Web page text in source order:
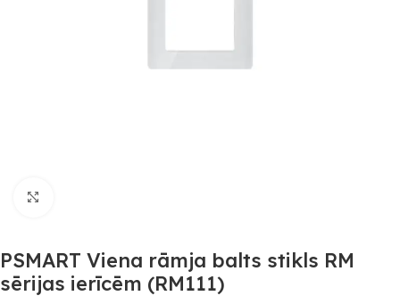
PSMART Viena rāmja balts stikls RM
sērijas ierīcēm (RM111)